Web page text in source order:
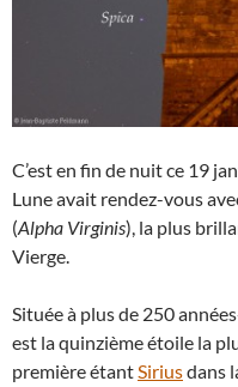
C’est en fin de nuit ce 19
Lune avait rendez-vous
(Alpha Virginis), la plus
Vierge.
Située à plus de 250
est la quinzième étoile la
première étantSiriusdans